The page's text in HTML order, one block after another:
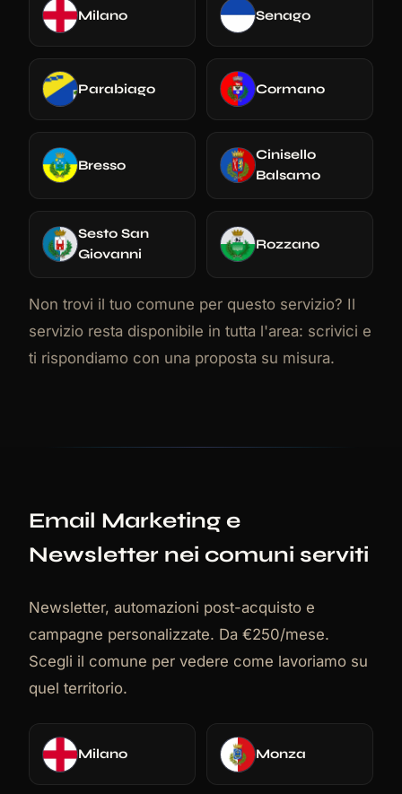
Milano Senago
Parabiago Cormano
Bresso
Cinisello
Balsamo
Sesto San
Giovanni
Rozzano
Non trovi il tuo comune per questo servizio? Il
servizio resta disponibile in tutta l'area: scrivici e
ti rispondiamo con una proposta su misura.
Email Marketing e
Newsletter nei comuni serviti
Newsletter, automazioni post-acquisto e
campagne personalizzate. Da €250/mese.
Scegli il comune per vedere come lavoriamo su
quel territorio.
Milano Monza